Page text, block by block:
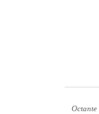
Octante